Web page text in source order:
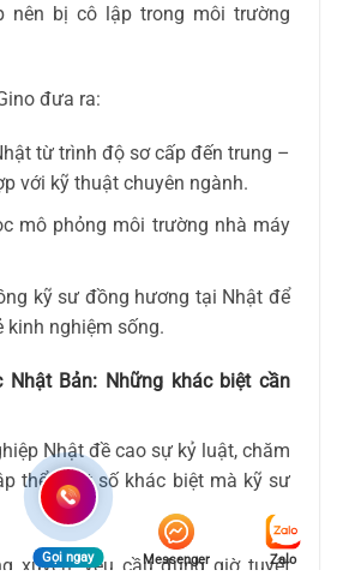
nên bị cô lập trong môi trường
đưa ra:
từ trình độ sơ cấp đến trung –
với kỹ thuật chuyên ngành.
mô phỏng môi trường nhà máy
kỹ sư đồng hương tại Nhật để
kinh nghiệm sống.
Nhật Bản: Những khác biệt cần
Nhật đề cao sự kỷ luật, chăm
thể. Một số khác biệt mà kỹ sư
xuyên, yêu cầu đúng giờ tuyệt
Gọi ngay Messenger Zalo